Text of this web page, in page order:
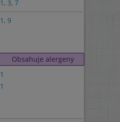
1 , 3, 7
1 , 9
Obsahuje alergeny
1
1